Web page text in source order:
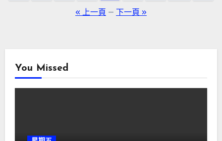
« 上一頁 — 下一頁 »
You Missed